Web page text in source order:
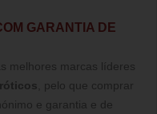
GARANTIA DE
melhores marcas líderes
, pelo que comprar
e garantia e de